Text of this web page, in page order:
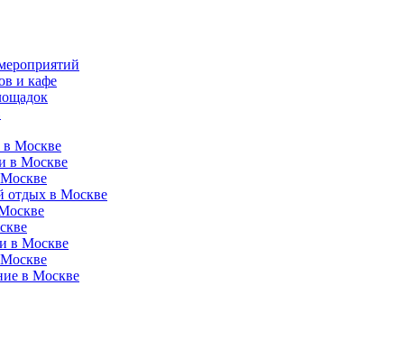
и кафе
в Москве
в Москве
отдых в Москве
в Москве
в Москве